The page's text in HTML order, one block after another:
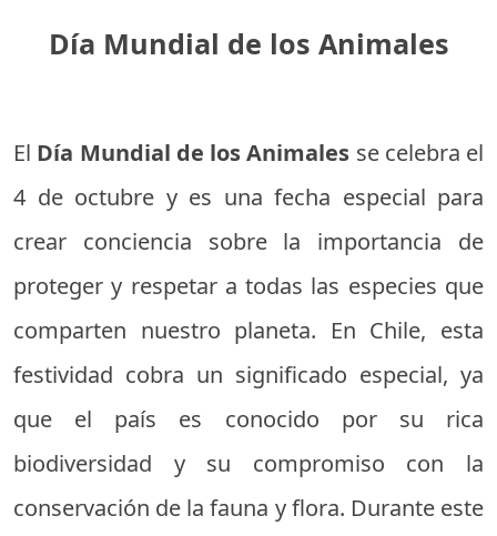
Día Mundial de los Animales
El Día Mundial de los Animales se celebra el
4 de octubre y es una fecha especial para
crear conciencia sobre la importancia de
proteger y respetar a todas las especies que
comparten nuestro planeta. En Chile, esta
festividad cobra un significado especial, ya
que el país es conocido por su rica
biodiversidad y su compromiso con la
conservación de la fauna y flora. Durante este